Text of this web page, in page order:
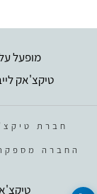
מופעל
טיקצ'אק
חברת
החברה